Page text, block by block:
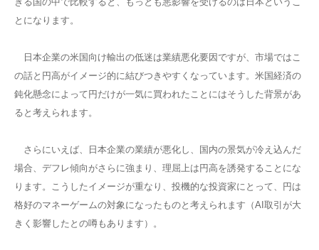
とになります。
日本企業の米国向け輸出の低迷は業績悪化要因ですが、市場ではこ
の話と円高がイメージ的に結びつきやすくなっています。米国経済の
鈍化懸念によって円だけが一気に買われたことにはそうした背景があ
ると考えられます。
さらにいえば、日本企業の業績が悪化し、国内の景気が冷え込んだ
場合、デフレ傾向がさらに強まり、理屈上は円高を誘発することにな
ります。こうしたイメージが重なり、投機的な投資家にとって、円は
格好のマネーゲームの対象になったものと考えられます（AI取引が大
きく影響したとの噂もあります）。